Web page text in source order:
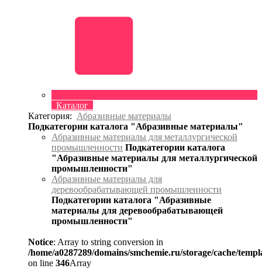
Каталог
Категория: Абразивные материалы
Подкатегории каталога "Абразивные материалы"
Абразивные материалы для металлургической
промышленности Подкатегории каталога
"Абразивные материалы для металлургической
промышленности"
Абразивные материалы для
деревообрабатывающей промышленности
Подкатегории каталога "Абразивные
материалы для деревообрабатывающей
промышленности"
Notice: Array to string conversion in
/home/a0287289/domains/smchemie.ru/storage/cache/
on line 346Array